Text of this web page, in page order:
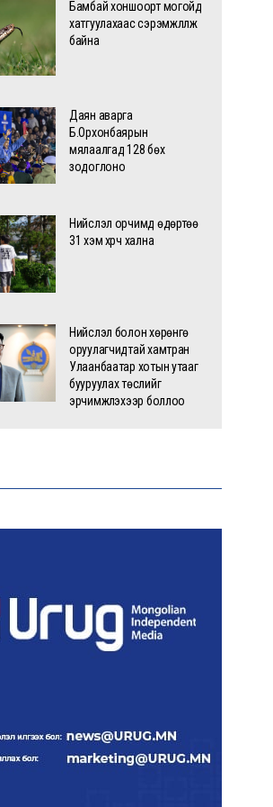
Бамбай хоншоорт могойд
хатгуулахаас сэрэмжлүүлж
байна
Даян аварга
Б.Орхонбаярын
мялаалгад 128 бөх
зодоглоно
Нийслэл орчимд өдөртөө
31 хэм хүрч хална
Нийслэл болон хөрөнгө
оруулагчидтай хамтран
Улаанбаатар хотын утааг
бууруулах төслийг
эрчимжүүлэхээр боллоо
бүртгэл өмнөх оноос 1.3
хайрхны төрийн тахилгад
оролцлоо
хүргэлээ